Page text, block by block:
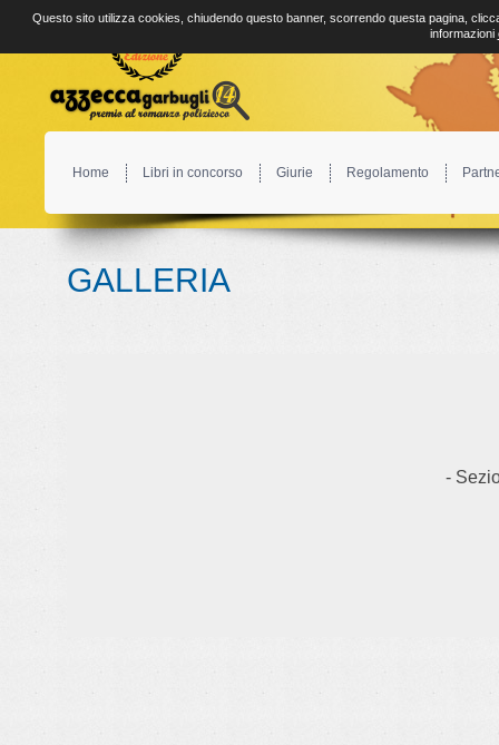
Home Libri in concorso Giurie Regolamento
GALLERIA
-
Questo sito utilizza cookies, chiudendo questo banner, scorrendo questa pagina,
informazioni